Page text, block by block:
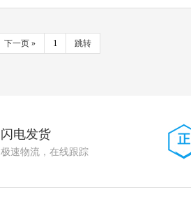
下一页 » 跳转
闪电发货
极速物流，在线跟踪